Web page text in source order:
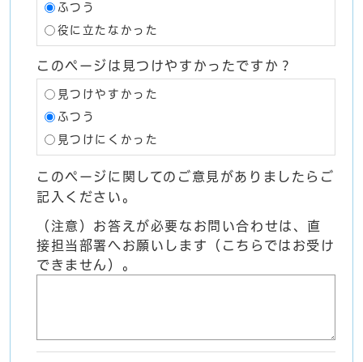
ふつう
役に立たなかった
このページは見つけやすかったですか？
見つけやすかった
ふつう
見つけにくかった
このページに関してのご意見がありましたらご
記入ください。
（注意）お答えが必要なお問い合わせは、直
接担当部署へお願いします（こちらではお受け
できません）。